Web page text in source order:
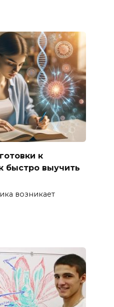
к
быстро выучить
возникает